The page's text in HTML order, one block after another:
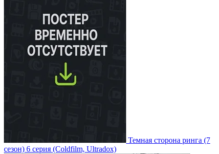
Темная сторона ринга (7
сезон) 6 серия (Coldfilm, Ultradox)